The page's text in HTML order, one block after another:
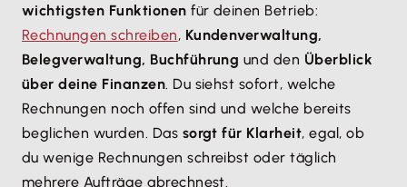
wichtigsten Funktionen für deinen Betrieb:
Rechnungen schreiben, Kundenverwaltung,
Belegverwaltung, Buchführung und den Überblick
über deine Finanzen. Du siehst sofort, welche
Rechnungen noch offen sind und welche bereits
beglichen wurden. Das sorgt für Klarheit, egal, ob
du wenige Rechnungen schreibst oder täglich
mehrere Aufträge abrechnest.